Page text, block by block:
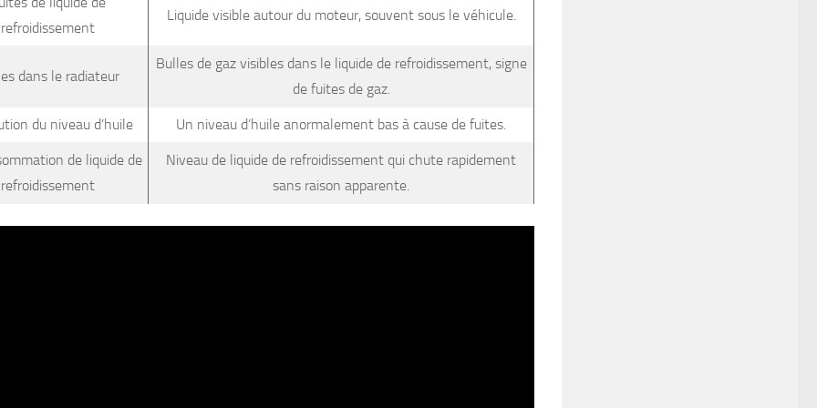
refroidissement
Liquide visible autour du moteur, souvent sous le véhicule.
dans le radiateur
Bulles de gaz visibles dans le liquide de refroidissement, signe
de fuites de gaz.
du niveau d’huile Un niveau d’huile anormalement bas à cause de fuites.
de liquide de
refroidissement
Niveau de liquide de refroidissement qui chute rapidement
sans raison apparente.